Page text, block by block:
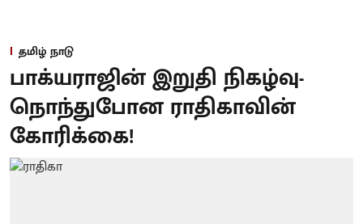
தமிழ் நாடு
பாக்யராஜின் இறுதி நிகழ்வு-
நொந்துபோன ராதிகாவின்
கோரிக்கை!